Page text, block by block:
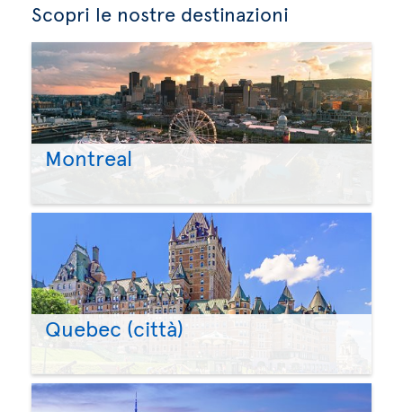
Scopri le nostre destinazioni
Montreal
Quebec (città)